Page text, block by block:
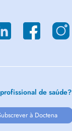
de saúde?
à Doctena